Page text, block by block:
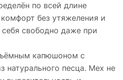
по всей длине
без утяжеления и
себя свободно даже при
капюшоном с
натурального песца. Мех не